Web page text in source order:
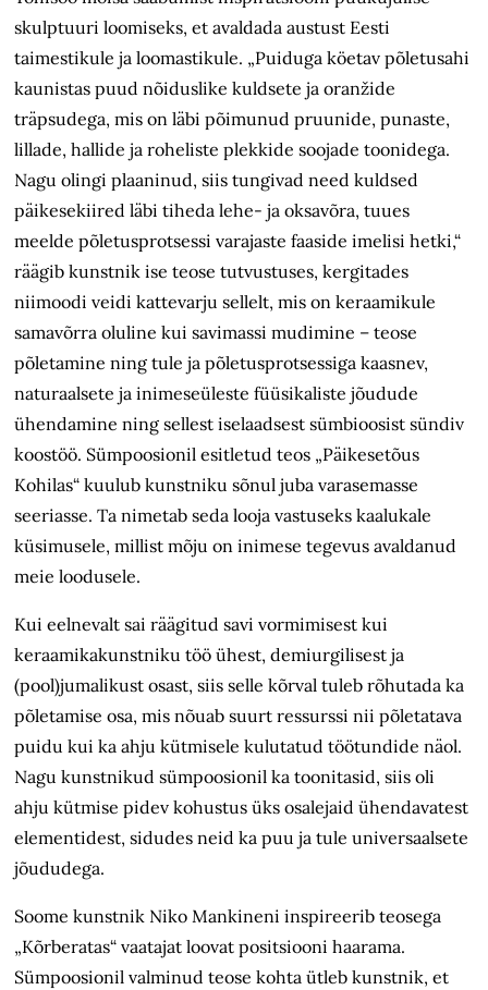
skulptuuri loomiseks, et avaldada austust Eesti
taimestikule ja loomastikule. „Puiduga köetav põletusahi
kaunistas puud nõiduslike kuldsete ja oranžide
träpsudega, mis on läbi põimunud pruunide, punaste,
lillade, hallide ja roheliste plekkide soojade toonidega.
Nagu olingi plaaninud, siis tungivad need kuldsed
päikesekiired läbi tiheda lehe- ja oksavõra, tuues
meelde põletusprotsessi varajaste faaside imelisi hetki,“
räägib kunstnik ise teose tutvustuses, kergitades
niimoodi veidi kattevarju sellelt, mis on keraamikule
samavõrra oluline kui savimassi mudimine – teose
põletamine ning tule ja põletusprotsessiga kaasnev,
naturaalsete ja inimeseüleste füüsikaliste jõudude
ühendamine ning sellest iselaadsest sümbioosist sündiv
koostöö. Sümpoosionil esitletud teos „Päikese­tõus
Kohilas“ kuulub kunstniku sõnul juba varasemasse
seeriasse. Ta nimetab seda looja vastuseks kaalukale
küsimusele, millist mõju on inimese tegevus avaldanud
meie loodusele.
Kui eelnevalt sai räägitud savi vormimisest kui
keraamikakunstniku töö ühest, demiurgilisest ja
(pool)jumalikust osast, siis selle kõrval tuleb rõhutada ka
põletamise osa, mis nõuab suurt ressurssi nii põletatava
puidu kui ka ahju kütmisele kulutatud töötundide näol.
Nagu kunstnikud sümpoosionil ka toonitasid, siis oli
ahju kütmise pidev kohustus üks osalejaid ühendavatest
elementidest, sidudes neid ka puu ja tule universaalsete
jõududega.
Soome kunstnik Niko Mankineni inspireerib teosega
„Kõrberatas“ vaatajat loovat positsiooni haarama.
Sümpoosionil valminud teose kohta ütleb kunstnik, et